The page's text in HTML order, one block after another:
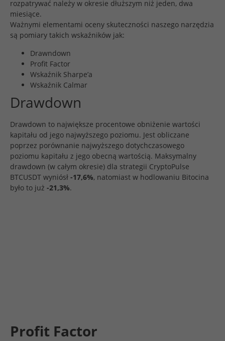
rozpatrywać należy w okresie dłuższym niż jeden, dwa
miesiące.
Ważnymi elementami oceny skuteczności naszego narzędzia
są pomiary takich wskaźników jak:
Drawndown
Profit Factor
Wskaźnik Sharpe’a
Wskaźnik Calmar
Drawdown
Drawdown to największe procentowe obniżenie wartości
kapitału od jego najwyższego poziomu. Jest obliczane
poprzez porównanie najwyższego dotychczasowego
poziomu kapitału z jego obecną wartością. Maksymalny
drawdown (w całym okresie) dla strategii CryptoPulse
BTCUSDT wyniósł -17,6%, natomiast w hodlowaniu Bitocina
było to już -21,3%.
Profit Factor